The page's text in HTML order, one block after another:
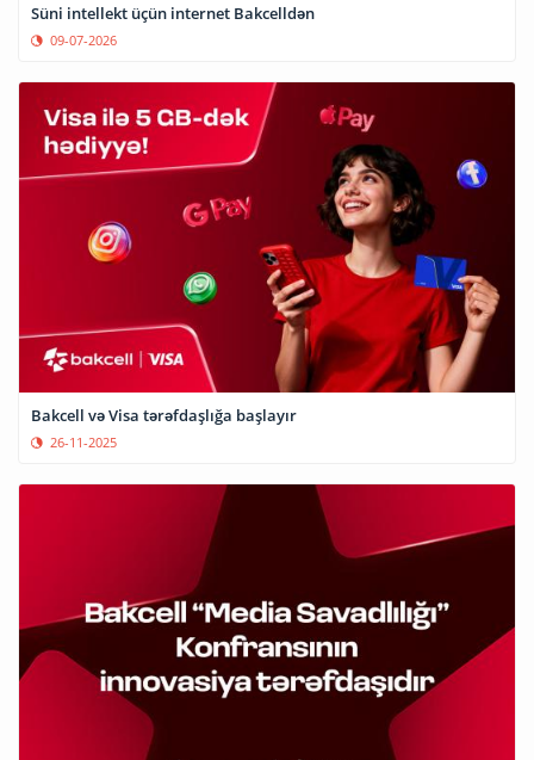
Süni intellekt üçün internet Bakcelldən
09-07-2026
Bakcell və Visa tərəfdaşlığa başlayır
26-11-2025